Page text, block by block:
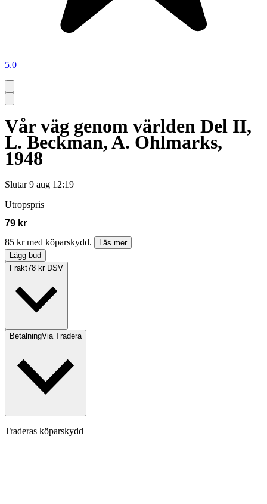
5.0
Vår väg genom världen Del II,
L. Beckman, A. Ohlmarks,
1948
Slutar 9 aug 12:19
Utropspris
79 kr
85 kr med köparskydd.
Läs mer
Lägg bud
Frakt78 kr DSV
BetalningVia Tradera
Traderas köparskydd